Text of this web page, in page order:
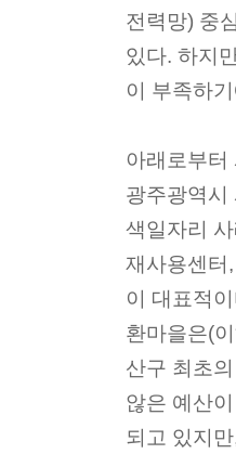
전력망) 중
있다. 하지
이 부족하
아래로부터
광주광역시
색일자리
재사용센터
이 대표적
환마을은(
산구 최초
않은 예산
되고 있지